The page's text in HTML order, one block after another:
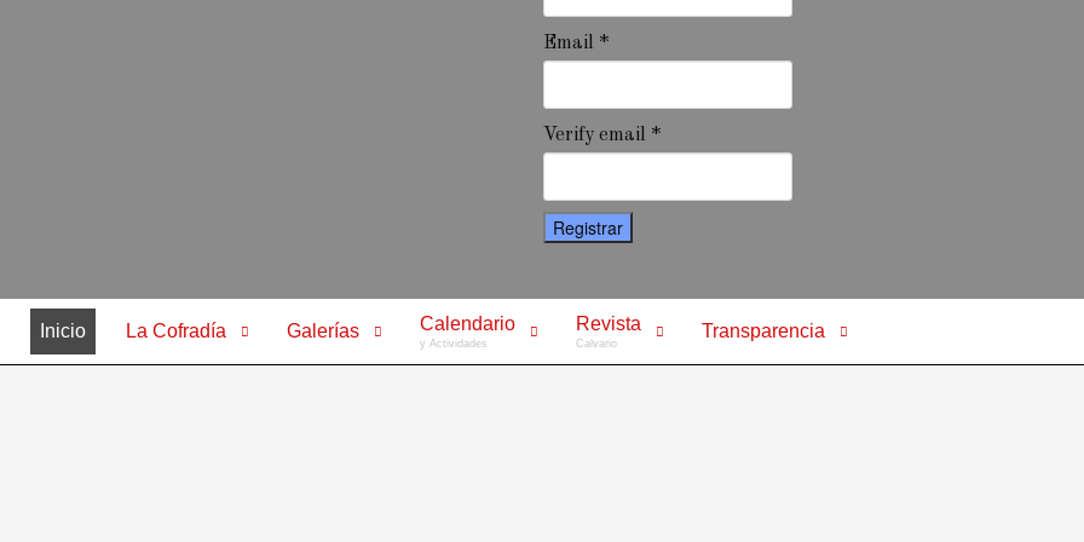
Email *
Verify email *
Registrar
Inicio La Cofradía Galerías Calendario
y Actividades
Revista
Calvario
Transparencia